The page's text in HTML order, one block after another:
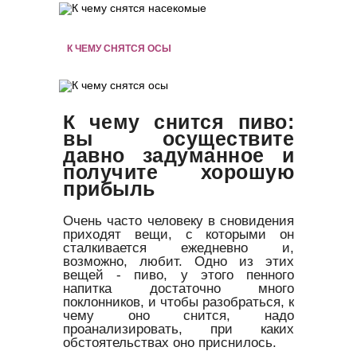
К ЧЕМУ СНЯТСЯ ОСЫ
К чему снится пиво:
вы осуществите
давно задуманное и
получите хорошую
прибыль
Очень часто человеку в сновидения
приходят вещи, с которыми он
сталкивается ежедневно и,
возможно, любит. Одно из этих
вещей - пиво, у этого пенного
напитка достаточно много
поклонников, и чтобы разобраться, к
чему оно снится, надо
проанализировать, при каких
обстоятельствах оно приснилось.